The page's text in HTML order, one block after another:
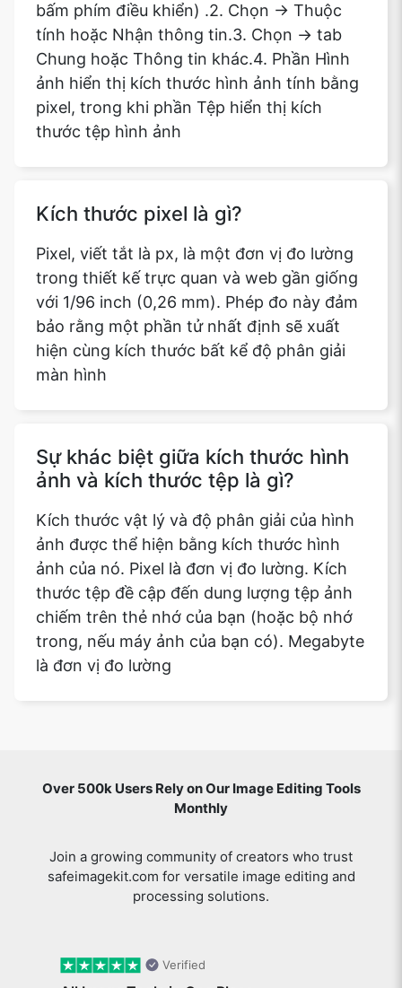
bấm phím điều khiển) .2. Chọn -> Thuộc
tính hoặc Nhận thông tin.3. Chọn -> tab
Chung hoặc Thông tin khác.4. Phần Hình
ảnh hiển thị kích thước hình ảnh tính bằng
pixel, trong khi phần Tệp hiển thị kích
thước tệp hình ảnh
Kích thước pixel là gì?
Pixel, viết tắt là px, là một đơn vị đo lường
trong thiết kế trực quan và web gần giống
với 1/96 inch (0,26 mm). Phép đo này đảm
bảo rằng một phần tử nhất định sẽ xuất
hiện cùng kích thước bất kể độ phân giải
màn hình
Sự khác biệt giữa kích thước hình
ảnh và kích thước tệp là gì?
Kích thước vật lý và độ phân giải của hình
ảnh được thể hiện bằng kích thước hình
ảnh của nó. Pixel là đơn vị đo lường. Kích
thước tệp đề cập đến dung lượng tệp ảnh
chiếm trên thẻ nhớ của bạn (hoặc bộ nhớ
trong, nếu máy ảnh của bạn có). Megabyte
là đơn vị đo lường
Over 500k Users Rely on Our Image Editing Tools
Monthly
Join a growing community of creators who trust
safeimagekit.com for versatile image editing and
processing solutions.
Verified